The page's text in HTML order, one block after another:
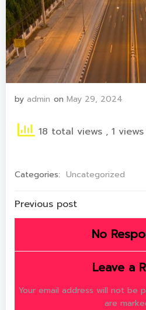
by admin on May 29, 2024
18 total views , 1
Categories: Uncategorized
Post
navigation
Previous post
No
Leave a
Your email address will not be
are